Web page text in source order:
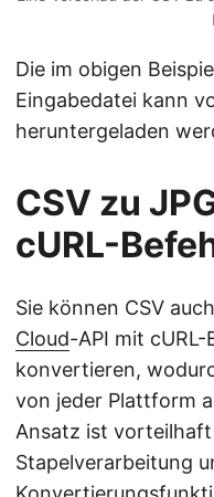
Die im obigen
Eingabedatei kann
heruntergeladen
CSV zu
cURL-
Sie können CSV
Cloud-API mit cURL-
konvertieren,
von jeder Plattform
Ansatz ist
Stapelverarbeitung